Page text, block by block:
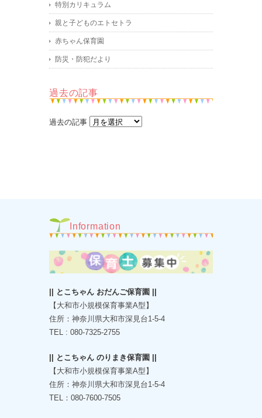
特別カリキュラム
親と子どものエトセトラ
赤ちゃん保育園
防災・防犯だより
過去の記事
過去の記事
Information
|| とこちゃん おだんご保育園 ||
【大和市小規模保育事業A型】
住所：神奈川県大和市深見台1-5-4
TEL : 080-7325-2755
|| とこちゃん のりまき保育園 ||
【大和市小規模保育事業A型】
住所：神奈川県大和市深見台1-5-4
TEL：080-7600-7505